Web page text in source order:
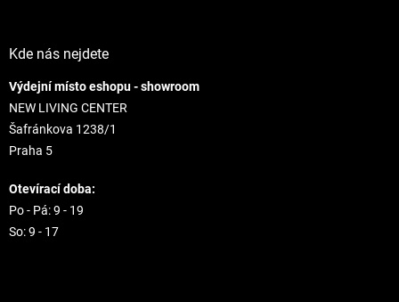
Kde nás nejdete
Výdejní místo eshopu - showroom
NEW LIVING CENTER
Šafránkova 1238/1
Praha 5
Otevírací doba:
Po - Pá: 9 - 19
So: 9 - 17